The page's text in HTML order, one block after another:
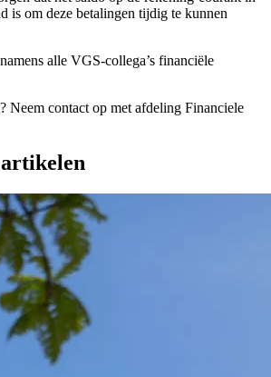
is om deze betalingen tijdig te kunnen
alle VGS-collega’s financiële
Neem contact op met afdeling Financiele